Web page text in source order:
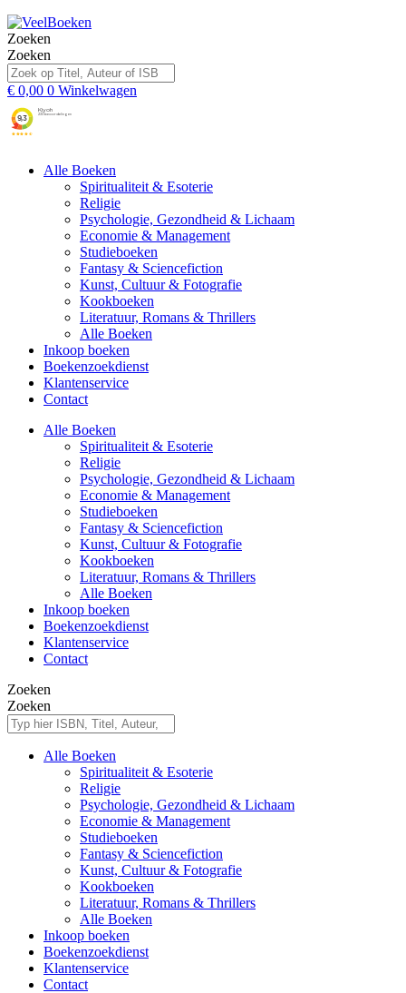
Zoeken
Zoeken
€ 0,00 0 Winkelwagen
Alle Boeken
Spiritualiteit & Esoterie
Religie
Psychologie, Gezondheid & Lichaam
Economie & Management
Studieboeken
Fantasy & Sciencefiction
Kunst, Cultuur & Fotografie
Kookboeken
Literatuur, Romans & Thrillers
Alle Boeken
Inkoop boeken
Boekenzoekdienst
Klantenservice
Contact
Alle Boeken
Spiritualiteit & Esoterie
Religie
Psychologie, Gezondheid & Lichaam
Economie & Management
Studieboeken
Fantasy & Sciencefiction
Kunst, Cultuur & Fotografie
Kookboeken
Literatuur, Romans & Thrillers
Alle Boeken
Inkoop boeken
Boekenzoekdienst
Klantenservice
Contact
Zoeken
Zoeken
Alle Boeken
Spiritualiteit & Esoterie
Religie
Psychologie, Gezondheid & Lichaam
Economie & Management
Studieboeken
Fantasy & Sciencefiction
Kunst, Cultuur & Fotografie
Kookboeken
Literatuur, Romans & Thrillers
Alle Boeken
Inkoop boeken
Boekenzoekdienst
Klantenservice
Contact